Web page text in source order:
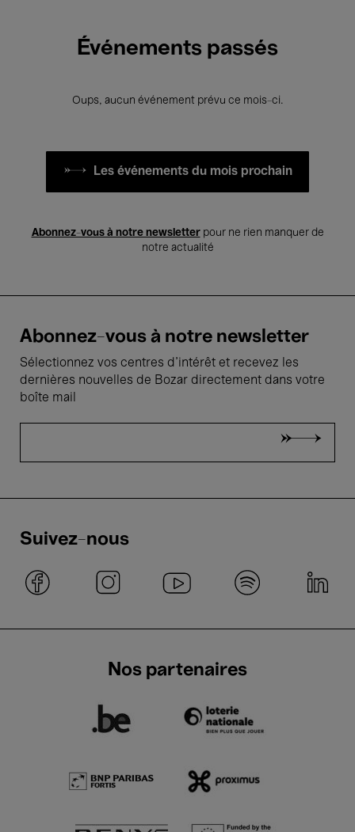
Événements passés
Oups, aucun événement prévu ce mois-ci.
Les événements du mois prochain
Abonnez-vous à notre newsletterpour ne rien manquer de
notre actualité
Abonnez-vous à notre newsletter
Sélectionnez vos centres d'intérêt et recevez les
dernières nouvelles de Bozar directement dans votre
boîte mail
Suivez-nous
Nos partenaires